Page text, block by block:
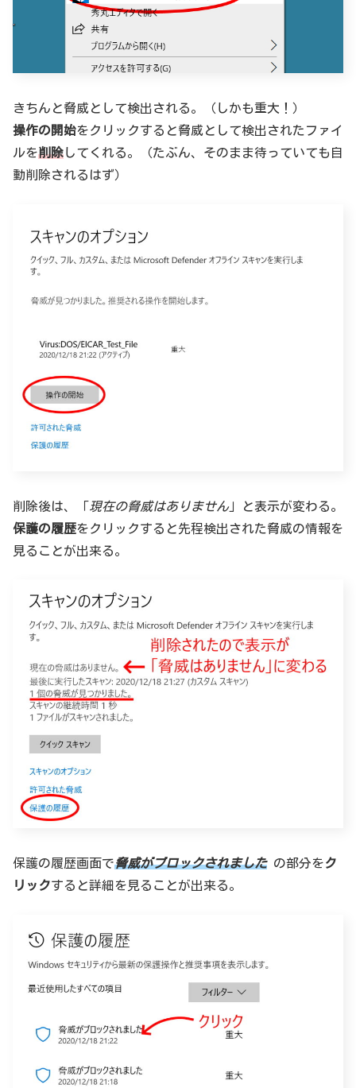
きちんと脅威として検出される。（しかも重大！）
操作の開始をクリックすると脅威として検出されたファイ
ルを削除してくれる。（たぶん、そのまま待っていても自
動削除されるはず）
削除後は、「現在の脅威はありません」と表示が変わる。
保護の履歴をクリックすると先程検出された脅威の情報を
見ることが出来る。
保護の履歴画面で脅威がブロックされましたの部分をク
リックすると詳細を見ることが出来る。